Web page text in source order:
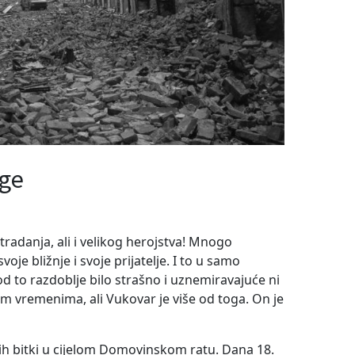
ali i velikog herojstva! Mnogo
bližnje i svoje prijatelje. I to u samo
to razdoblje bilo strašno i uznemiravajuće ni
vremenima, ali Vukovar je više od toga. On je
bitki u cijelom Domovinskom ratu. Dana 18.